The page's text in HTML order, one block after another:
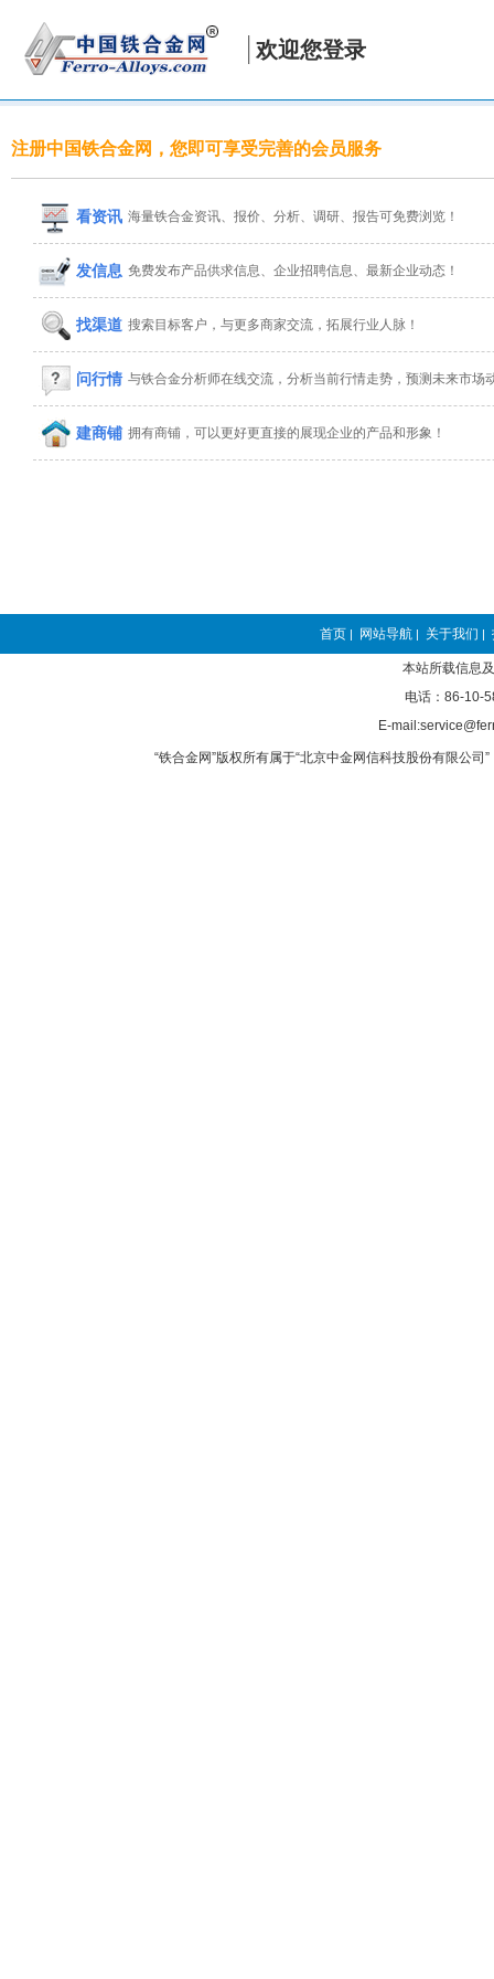
欢迎您登录
注册中国铁合金网，您即可享受完善的会员服务
看资讯 海量铁合金资讯、报价、分析、调研、报告可免费浏览！
发信息 免费发布产品供求信息、企业招聘信息、最新企业动态！
找渠道 搜索目标客户，与更多商家交流，拓展行业人脉！
问行情 与铁合金分析师在线交流，分析当前行情走势，预测未来市场
建商铺 拥有商铺，可以更好更直接的展现企业的产品和形象！
首页 | 网站导航 | 关于我们 |
本站所载信息
电话：86-10-
E-
“铁合金网”版权所有属于“北京中金网信科技股份有限公司